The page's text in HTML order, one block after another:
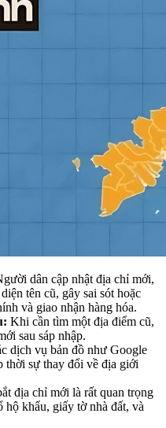
dân cập nhật địa chỉ mới,
tên cũ, gây sai sót hoặc
và giao nhận hàng hóa.
Khi cần tìm một địa điểm cũ,
sau sáp nhập.
dịch vụ bản đồ như Google
thời sự thay đổi về địa giới
địa chỉ mới là rất quan trọng
khẩu, giấy tờ nhà đất, và